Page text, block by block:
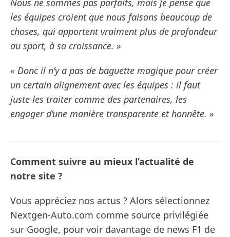
Nous ne sommes pas parfaits, mais je pense que
les équipes croient que nous faisons beaucoup de
choses, qui apportent vraiment plus de profondeur
au sport, à sa croissance. »
« Donc il n’y a pas de baguette magique pour créer
un certain alignement avec les équipes : il faut
juste les traiter comme des partenaires, les
engager d’une manière transparente et honnête. »
Comment suivre au mieux l’actualité de
notre site ?
Vous appréciez nos actus ? Alors sélectionnez
Nextgen-Auto.com comme source privilégiée
sur Google, pour voir davantage de news F1 de